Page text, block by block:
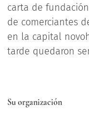
carta de
de comerciantes
en la capital
tarde quedaron
Su organización